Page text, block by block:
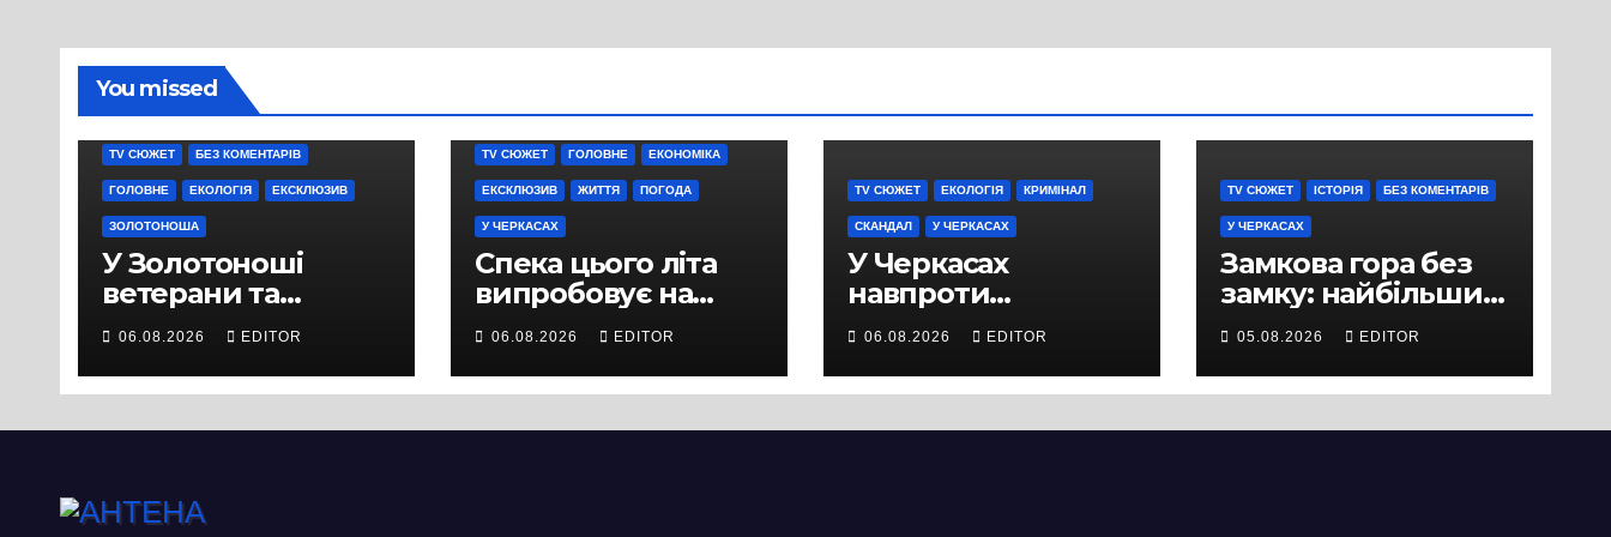
You missed
TV СЮЖЕТ БЕЗ КОМЕНТАРІВ
ГОЛОВНЕ ЕКОЛОГІЯ ЕКСКЛЮЗИВ
ЗОЛОТОНОША
У Золотоноші
ветерани та
місцеві жителі
вийшли на
протест до стін
виробництвом
06.08.2026 EDITOR
TV СЮЖЕТ ГОЛОВНЕ ЕКОНОМІКА
ЕКСКЛЮЗИВ ЖИТТЯ ПОГОДА
У ЧЕРКАСАХ
Спека цього літа
випробовує на
міцність не лише
людей, а й дороги
Черкас
06.08.2026 EDITOR
TV СЮЖЕТ ЕКОЛОГІЯ КРИМІНАЛ
СКАНДАЛ У ЧЕРКАСАХ
У Черкасах
навпроти
будівництва
нового
супермаркету
06.08.2026 EDITOR
TV СЮЖЕТ ІСТОРІЯ БЕЗ КОМЕНТАРІВ
У ЧЕРКАСАХ
Замкова гора без
замку: найбільший
історичний міф
Черкас
05.08.2026 EDITOR